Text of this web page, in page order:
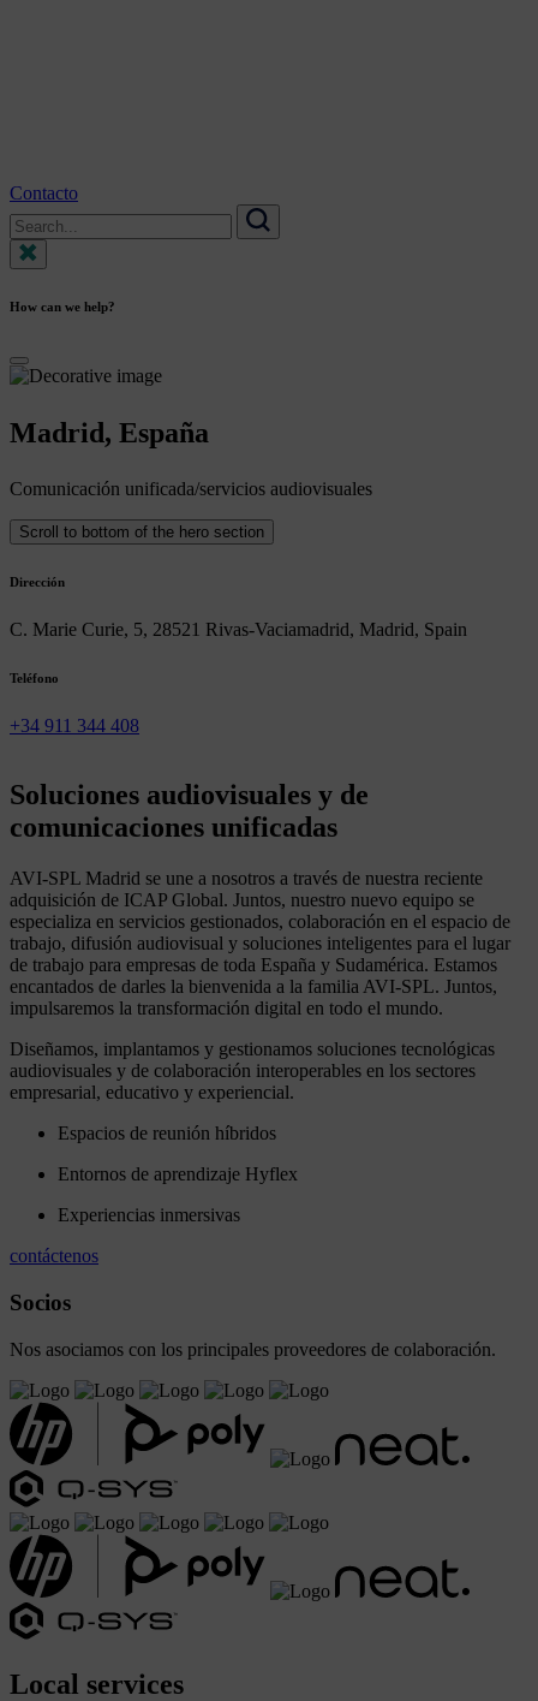
Contacto
Search
for:
Search
How can we help?
Madrid, España
Comunicación unificada/servicios audiovisuales
Scroll to bottom of the hero section
Dirección
C. Marie Curie, 5, 28521 Rivas-Vaciamadrid, Madrid, Spain
Teléfono
+34 911 344 408
Soluciones audiovisuales y de
comunicaciones unificadas
AVI-SPL Madrid se une a nosotros a través de nuestra reciente
adquisición de ICAP Global. Juntos, nuestro nuevo equipo se
especializa en servicios gestionados, colaboración en el espacio de
trabajo, difusión audiovisual y soluciones inteligentes para el lugar
de trabajo para empresas de toda España y Sudamérica. Estamos
encantados de darles la bienvenida a la familia AVI-SPL. Juntos,
impulsaremos la transformación digital en todo el mundo.
Diseñamos, implantamos y gestionamos soluciones tecnológicas
audiovisuales y de colaboración interoperables en los sectores
empresarial, educativo y experiencial.
Espacios de reunión híbridos
Entornos de aprendizaje Hyflex
Experiencias inmersivas
contáctenos
Socios
Nos asociamos con los principales proveedores de colaboración.
Local services